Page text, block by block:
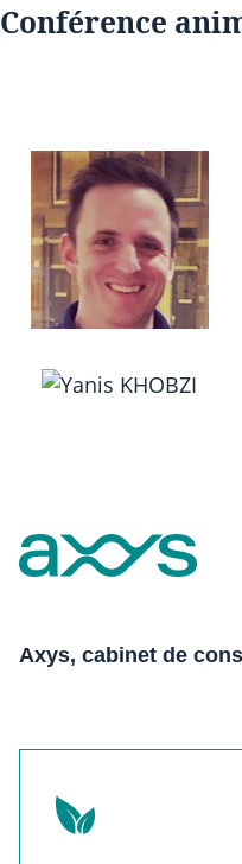
Conférence
Axys, cabinet de